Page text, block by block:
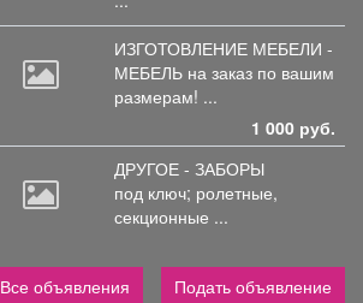
ИЗГОТОВЛЕНИЕ МЕБЕЛИ -
МЕБЕЛЬ на заказ по вашим
размерам! ...
1 000 руб.
ДРУГОЕ - ЗАБОРЫ
под ключ; ролетные,
секционные ...
Все объявления Подать объявление